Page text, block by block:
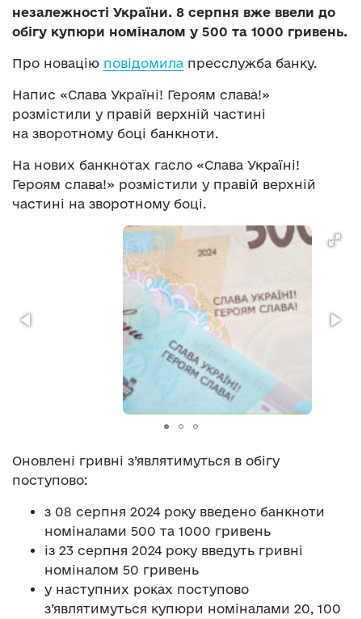
незалежності України. 8 серпня вже ввели до
обігу купюри номіналом у 500 та 1000 гривень.
Про новацію повідомила пресслужба банку.
Напис «Слава Україні! Героям слава!»
розмістили у правій верхній частині
на зворотному боці банкноти.
На нових банкнотах гасло «Слава Україні!
Героям слава!» розмістили у правій верхній
частині на зворотному боці.
Оновлені гривні з’являтимуться в обігу
поступово:
з 08 серпня 2024 року введено банкноти
номіналами 500 та 1000 гривень
із 23 серпня 2024 року введуть гривні
номіналом 50 гривень
у наступних роках поступово
з’являтимуться купюри номіналами 20, 100